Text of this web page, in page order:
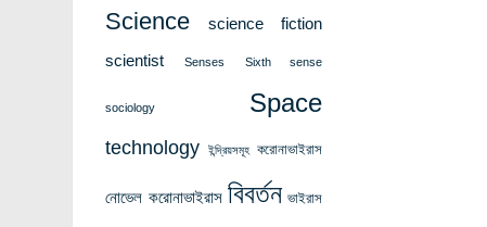
Science science fiction
scientist Senses Sixth sense
sociology Space
technology ইন্দ্রিয়সমূহ করোনাভাইরাস
নোভেল করোনাভাইরাস বিবর্তন ভাইরাস